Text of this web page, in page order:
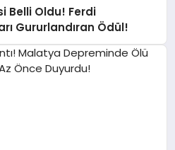
Belli Oldu! Ferdi
Gururlandıran Ödül!